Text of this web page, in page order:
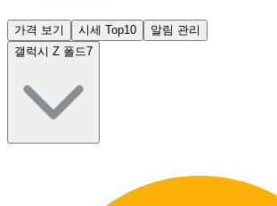
가격 보기 시세 Top10
알림 관리
갤럭시 Z 폴드7